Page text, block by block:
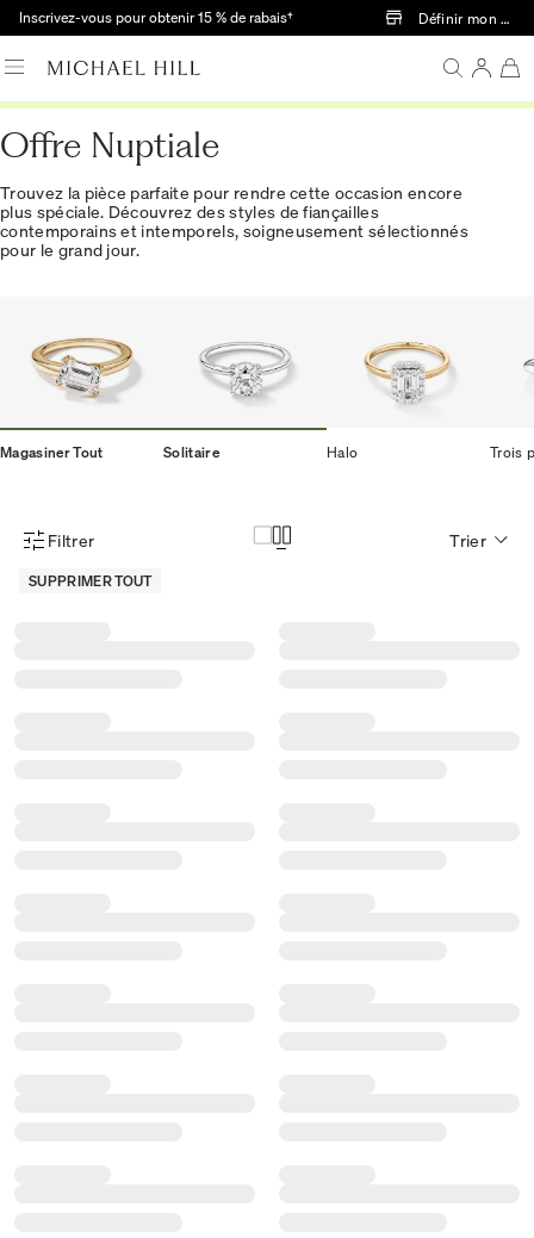
Passer au contenu principal
Inscrivez-vous pour obtenir 15 % de rabais† Définir mon
Offre Nuptiale
Trouvez la pièce parfaite pour rendre cette occasion encore
plus spéciale. Découvrez des styles de fiançailles
contemporains et intemporels, soigneusement sélectionnés
pour le grand jour.
Magasiner Tout Solitaire Halo Trois
Menu des filtres d'articles
Filtrer
SUPPRIMER TOUT
Trier